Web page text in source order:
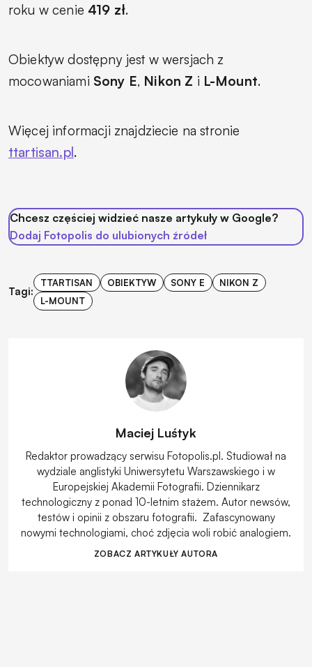
roku w cenie 419 zł.
Obiektyw dostępny jest w wersjach z
mocowaniami Sony E, Nikon Z i L-Mount.
Więcej informacji znajdziecie na stronie
ttartisan.pl.
Chcesz częściej widzieć nasze artykuły w Google?
Dodaj Fotopolis do ulubionych źródeł
Tagi:
TTARTISAN OBIEKTYW SONY E
NIKON Z
L-MOUNT
Maciej Luśtyk
Redaktor prowadzący serwisu Fotopolis.pl. Studiował na
wydziale anglistyki Uniwersytetu Warszawskiego i w
Europejskiej Akademii Fotografii. Dziennikarz
technologiczny z ponad 10-letnim stażem. Autor newsów,
testów i opinii z obszaru fotografii. Zafascynowany
nowymi technologiami, choć zdjęcia woli robić analogiem.
ZOBACZ ARTYKUŁY AUTORA